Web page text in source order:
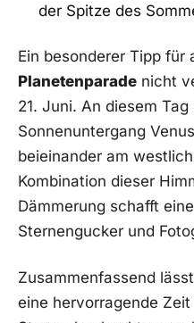
der Spitze des
Ein ‍besonderer Tipp für
Planetenparade ​nicht
21. Juni. ​An diesem
Sonnenuntergang
beieinander am
Kombination dieser
Dämmerung schafft
Sternengucker und
Zusammenfassend
eine ​hervorragende